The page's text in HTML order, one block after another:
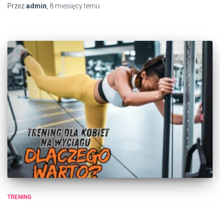
Przezadmin, 8 miesięcytemu
TRENING